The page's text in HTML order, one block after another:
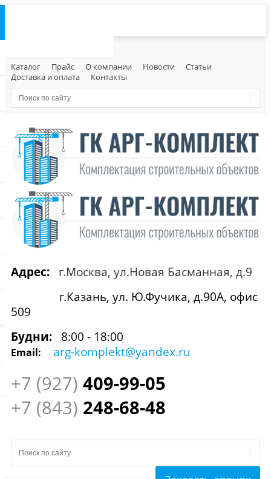
Каталог Прайс О компании Новости
Статьи
Доставка и оплата
Контакты
Адрес:
г.Москва, ул.Новая Басманная, д.9
г.Казань, ул. Ю.Фучика, д.90А, офис
509
Будни:
8:00 - 18:00
Email: arg-komplekt@yandex.ru
+7 (927) 409-99-05
+7 (843) 248-68-48